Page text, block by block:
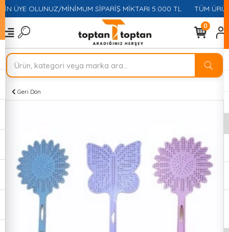
ÜYE OLUNUZ/MİNİMUM SİPARİŞ MİKTARI 5.000 TL TÜM
0
Geri Dön